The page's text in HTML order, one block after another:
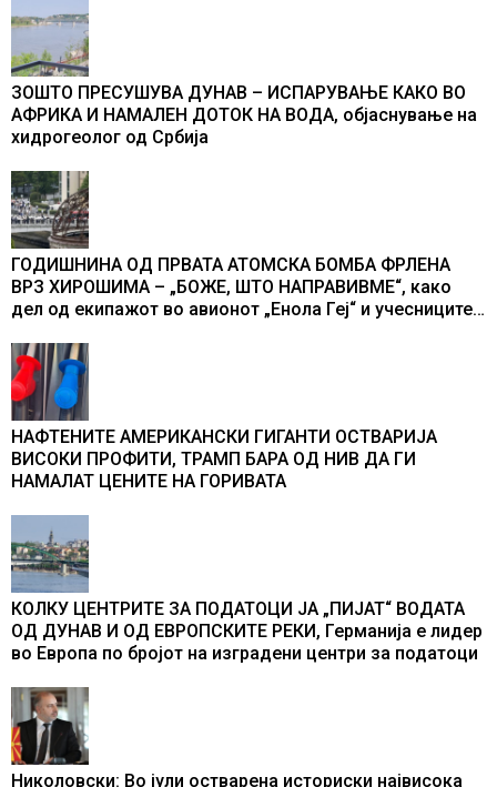
ЗОШТО ПРЕСУШУВА ДУНАВ – ИСПАРУВАЊЕ КАКО ВО
АФРИКА И НАМАЛЕН ДОТОК НА ВОДА, објаснување на
хидрогеолог од Србија
ГОДИШНИНА ОД ПРВАТА АТОМСКА БОМБА ФРЛЕНА
ВРЗ ХИРОШИМА – „БОЖЕ, ШТО НАПРАВИВМЕ“, како
дел од екипажот во авионот „Енола Геј“ и учесниците
промени текот на историјата
НАФТЕНИТЕ АМЕРИКАНСКИ ГИГАНТИ ОСТВАРИЈА
ВИСОКИ ПРОФИТИ, ТРАМП БАРА ОД НИВ ДА ГИ
НАМАЛАТ ЦЕНИТЕ НА ГОРИВАТА
КОЛКУ ЦЕНТРИТЕ ЗА ПОДАТОЦИ ЈА „ПИЈАТ“ ВОДАТА
ОД ДУНАВ И ОД ЕВРОПСКИТЕ РЕКИ, Германија е лидер
во Европа по бројот на изградени центри за податоци
Николовски: Во јули остварена историски највисока